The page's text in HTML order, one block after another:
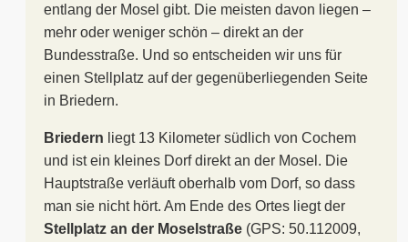
entlang der Mosel gibt. Die meisten davon liegen –
mehr oder weniger schön – direkt an der
Bundesstraße. Und so entscheiden wir uns für
einen Stellplatz auf der gegenüberliegenden Seite
in Briedern.
Briedern liegt 13 Kilometer südlich von Cochem
und ist ein kleines Dorf direkt an der Mosel. Die
Hauptstraße verläuft oberhalb vom Dorf, so dass
man sie nicht hört. Am Ende des Ortes liegt der
Stellplatz an der Moselstraße (GPS: 50.112009,